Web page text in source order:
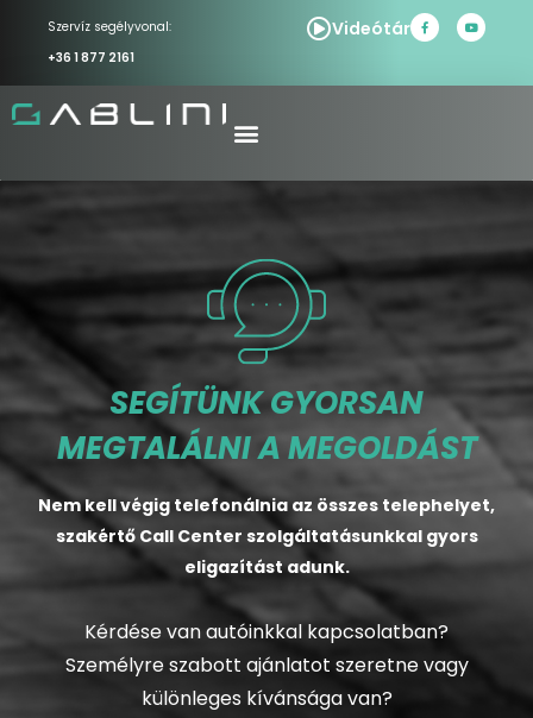
Szervíz segélyvonal:
+36 1 877 2161
Videótár
SEGÍTÜNK GYORSAN
MEGTALÁLNI A MEGOLDÁST
Nem kell végig telefonálnia az összes telephelyet,
szakértő Call Center szolgáltatásunkkal gyors
eligazítást adunk.
Kérdése van autóinkkal kapcsolatban?
Személyre szabott ajánlatot szeretne vagy
különleges kívánsága van?